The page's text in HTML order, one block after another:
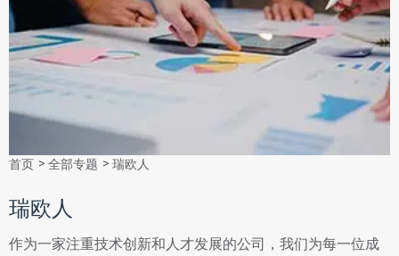
首页 全部专题 瑞欧人
瑞欧人
作为一家注重技术创新和人才发展的公司，我们为每一位成